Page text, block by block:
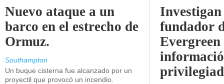
Nuevo ataque a un
barco en el estrecho de
Ormuz.
Southampton
Un buque cisterna fue alcanzado por un
proyectil que provocó un incendio.
fundador